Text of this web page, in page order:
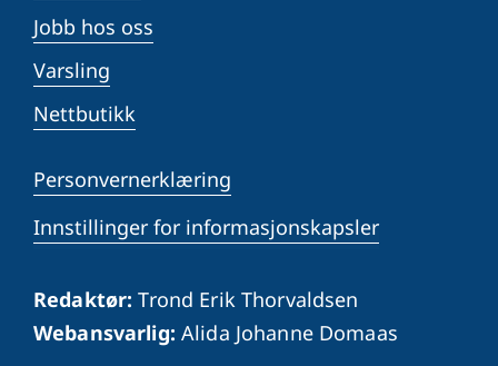
Jobb hos oss
Varsling
Nettbutikk
Personvernerklæring
Innstillinger for informasjonskapsler
Redaktør: Trond Erik Thorvaldsen
Webansvarlig: Alida Johanne Domaas